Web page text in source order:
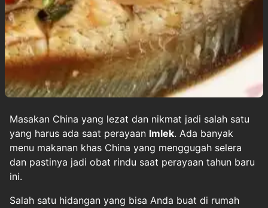
Masakan China yang lezat dan nikmat jadi salah satu
yang harus ada saat perayaan Imlek. Ada banyak
menu makanan khas China yang menggugah selera
dan pastinya jadi obat rindu saat perayaan tahun baru
ini.
Salah satu hidangan yang bisa Anda buat di rumah